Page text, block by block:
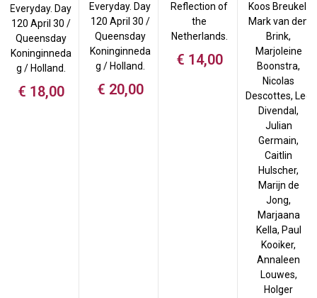
Everyday. Day
120 April 30 /
Queensday
Koninginneda
g / Holland.
€ 18,00
Everyday. Day
120 April 30 /
Queensday
Koninginneda
g / Holland.
€ 20,00
Reflection of
the
Netherlands.
€ 14,00
Koos Breukel,
Mark van den
Brink,
Marjoleine
Boonstra,
Nicolas
Descottes, Leo
Divendal,
Julian
Germain,
Caitlin
Hulscher,
Marijn de
Jong,
Marjaana
Kella, Paul
Kooiker,
Annaleen
Louwes,
Holger